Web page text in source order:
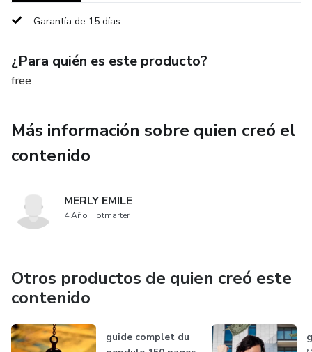
Garantía de 15 días
¿Para quién es este producto?
free
Más información sobre quien creó el
contenido
MERLY EMILE
4 Año Hotmarter
Otros productos de quien creó este
contenido
guide complet du